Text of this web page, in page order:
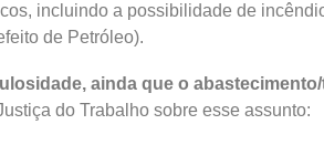
incluindo a possibilidade de
de Petróleo).
ainda que o
do Trabalho sobre esse assunto: